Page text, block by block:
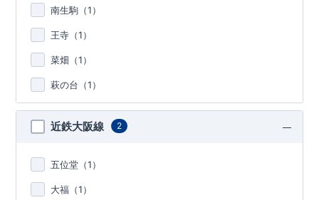
南生駒（1）
王寺（1）
菜畑（1）
萩の台（1）
近鉄大阪線 2
五位堂（1）
大福（1）